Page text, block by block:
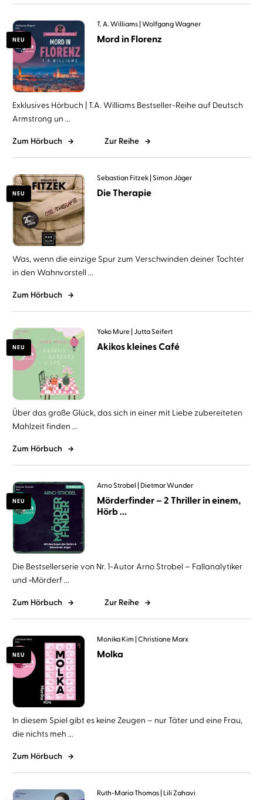
NEU
T. A. Williams Wolfgang Wagner
Mord in Florenz
Exklusives Hörbuch | T.A. Williams Bestseller-Reihe auf Deutsch
Armstrong un ...
Zum Hörbuch Zur Reihe
NEU
Sebastian Fitzek Simon Jäger
Die Therapie
Was, wenn die einzige Spur zum Verschwinden deiner Tochter
in den Wahnvorstell ...
Zum Hörbuch
NEU
Yoko Mure Jutta Seifert
Akikos kleines Café
Über das große Glück, das sich in einer mit Liebe zubereiteten
Mahlzeit finden ...
Zum Hörbuch
NEU
Arno Strobel Dietmar Wunder
Mörderfinder – 2 Thriller in einem,
Hörb ...
Die Bestsellerserie von Nr. 1-Autor Arno Strobel – Fallanalytiker
und »Mörderf ...
Zum Hörbuch Zur Reihe
NEU
Monika Kim Christiane Marx
Molka
In diesem Spiel gibt es keine Zeugen – nur Täter und eine Frau,
die nichts meh ...
Zum Hörbuch
Ruth-Maria Thomas Lili Zahavi